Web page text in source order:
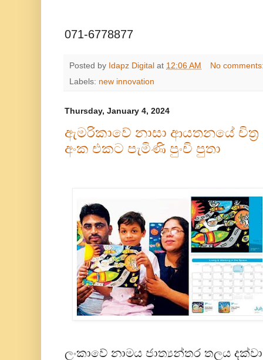
071-6778877
Posted by Idapz Digital at 12:06 AM
No
Labels: new innovation
Thursday, January 4, 2024
ඇමරිකාවේ නාසා ආයතනයේ
අංක එකට පැමිණි පුංචි පුතා
ලංකාවේ නාමය ජාත්‍යන්තර තලය